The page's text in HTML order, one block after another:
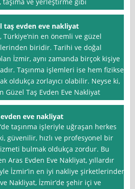
taş evden eve nakliyat
Türkiye’nin en önemli ve güzel
biridir. Tarihi ve doğal
İzmir, aynı zamanda birçok kişiye
Taşınma işlemleri ise hem fiziksel
oldukça zorlayıcı olabilir. Neyse ki,
Güzel Taş Evden Eve Nakliyat
eve nakliyat
taşınma işleriyle uğraşan herkes
güvenilir, hızlı ve profesyonel bir
bulmak oldukça zordur. Bu
Aras Evden Eve Nakliyat, yıllardır
İzmir’in en iyi nakliye şirketlerinden
Nakliyat, İzmir’de şehir içi ve